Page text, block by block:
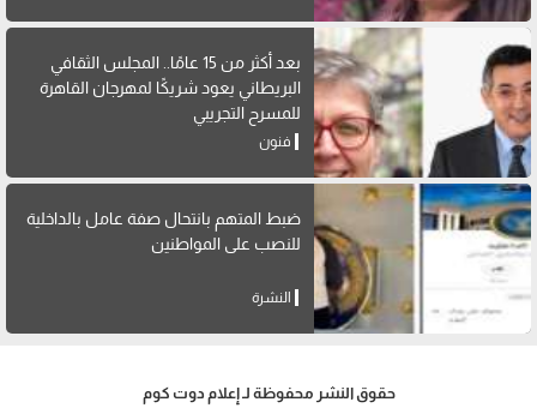
بعد أكثر من 15 عامًا.. المجلس الثقافي
البريطاني يعود شريكًا لمهرجان القاهرة
للمسرح التجريبي
فنون
ضبط المتهم بانتحال صفة عامل بالداخلية
للنصب على المواطنين
النشرة
حقوق النشر محفوظة لـ إعلام دوت كوم